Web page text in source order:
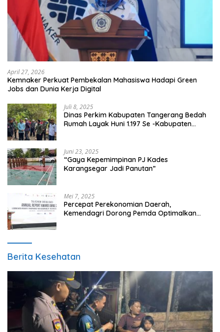
April 27, 2026
Kemnaker Perkuat Pembekalan Mahasiswa Hadapi Green
Jobs dan Dunia Kerja Digital
Juli 8, 2025
Dinas Perkim Kabupaten Tangerang Bedah
Rumah Layak Huni 1.197 Se -Kabupaten
Juni 23, 2025
“Gaya Kepemimpinan PJ Kades
Karangsegar Jadi Panutan”
Mei 7, 2025
Percepat Perekonomian Daerah,
Kemendagri Dorong Pemda Optimalkan
Berita Kesehatan